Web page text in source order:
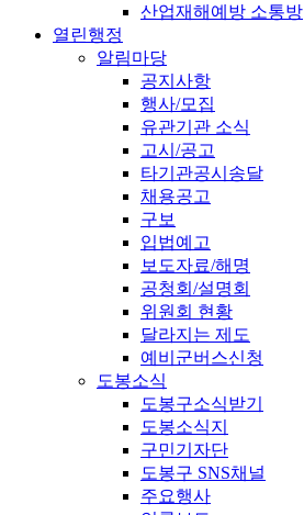
산업재해예방 소통방
열린행정
알림마당
공지사항
행사/모집
유관기관 소식
고시/공고
타기관공시송달
채용공고
구보
입법예고
보도자료/해명
공청회/설명회
위원회 현황
달라지는 제도
예비군버스신청
도봉소식
도봉구소식받기
도봉소식지
구민기자단
도봉구 SNS채널
주요행사